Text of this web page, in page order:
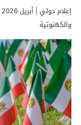
والكهنوتية